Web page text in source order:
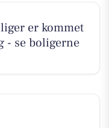
er kommet
- se boligerne